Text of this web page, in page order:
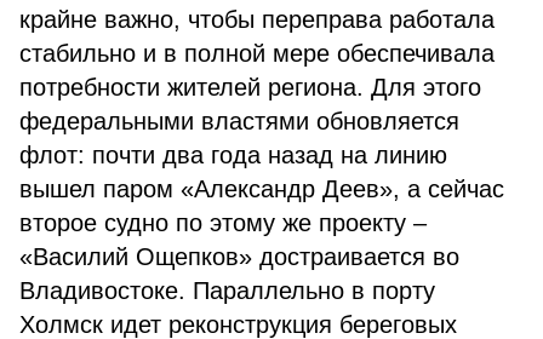
крайне важно, чтобы переправа работала
стабильно и в полной мере обеспечивала
потребности жителей региона. Для этого
федеральными властями обновляется
флот: почти два года назад на линию
вышел паром «Александр Деев», а сейчас
второе судно по этому же проекту –
«Василий Ощепков» достраивается во
Владивостоке. Параллельно в порту
Холмск идет реконструкция береговых